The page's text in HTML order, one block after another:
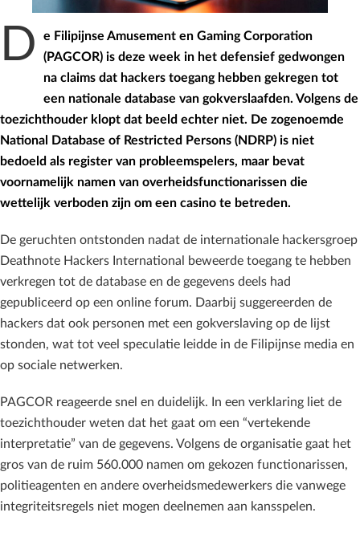
D
e Filipijnse Amusement en Gaming Corporation
(PAGCOR) is deze week in het defensief gedwongen
na claims dat hackers toegang hebben gekregen tot
een nationale database van gokverslaafden. Volgens de
toezichthouder klopt dat beeld echter niet. De zogenoemde
National Database of Restricted Persons (NDRP) is niet
bedoeld als register van probleemspelers, maar bevat
voornamelijk namen van overheidsfunctionarissen die
wettelijk verboden zijn om een casino te betreden.
De geruchten ontstonden nadat de internationale hackersgroep
Deathnote Hackers International beweerde toegang te hebben
verkregen tot de database en de gegevens deels had
gepubliceerd op een online forum. Daarbij suggereerden de
hackers dat ook personen met een gokverslaving op de lijst
stonden, wat tot veel speculatie leidde in de Filipijnse media en
op sociale netwerken.
PAGCOR reageerde snel en duidelijk. In een verklaring liet de
toezichthouder weten dat het gaat om een “vertekende
interpretatie” van de gegevens. Volgens de organisatie gaat het
gros van de ruim 560.000 namen om gekozen functionarissen,
politieagenten en andere overheidsmedewerkers die vanwege
integriteitsregels niet mogen deelnemen aan kansspelen.